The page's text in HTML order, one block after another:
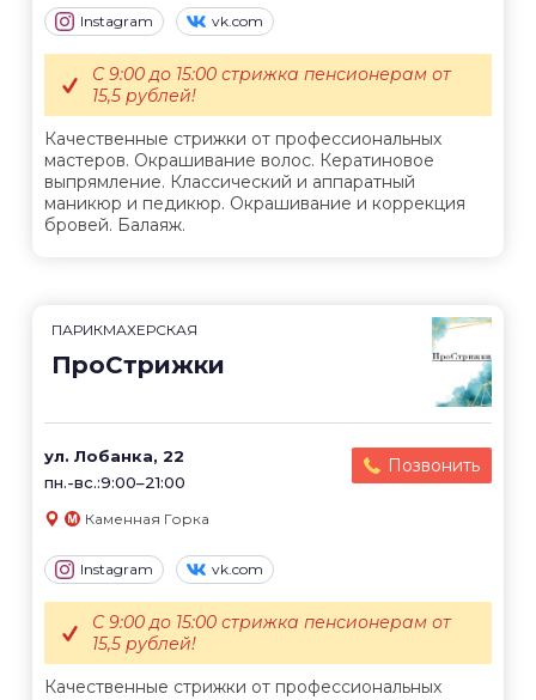
Instagram vk.com
Качественные стрижки от профессиональных
мастеров. Окрашивание волос. Кератиновое
выпрямление. Классический и аппаратный
маникюр и педикюр. Окрашивание и коррекция
бровей. Балаяж.
С 9:00 до 15:00 стрижка пенсионерам от
15,5 рублей!
ПАРИКМАХЕРСКАЯ
ПроСтрижки
ул. Лобанка, 22
пн.-вс.:9:00–21:00
Позвонить
Каменная Горка
Instagram vk.com
Качественные стрижки от профессиональных
С 9:00 до 15:00 стрижка пенсионерам от
15,5 рублей!